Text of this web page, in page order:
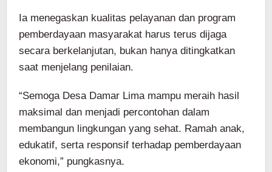
Ia menegaskan kualitas pelayanan dan program
pemberdayaan masyarakat harus terus dijaga
secara berkelanjutan, bukan hanya ditingkatkan
saat menjelang penilaian.
“Semoga Desa Damar Lima mampu meraih hasil
maksimal dan menjadi percontohan dalam
membangun lingkungan yang sehat. Ramah anak,
edukatif, serta responsif terhadap pemberdayaan
ekonomi,” pungkasnya.